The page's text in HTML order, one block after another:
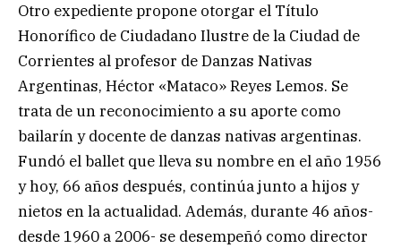
Otro expediente propone otorgar el Título
Honorífico de Ciudadano Ilustre de la Ciudad de
Corrientes al profesor de Danzas Nativas
Argentinas, Héctor «Mataco» Reyes Lemos. Se
trata de un reconocimiento a su aporte como
bailarín y docente de danzas nativas argentinas.
Fundó el ballet que lleva su nombre en el año 1956
y hoy, 66 años después, continúa junto a hijos y
nietos en la actualidad. Además, durante 46 años-
desde 1960 a 2006- se desempeñó como director